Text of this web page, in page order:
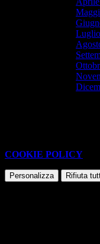
Luglio
COOKIE POLICY
Personalizza Rifiuta